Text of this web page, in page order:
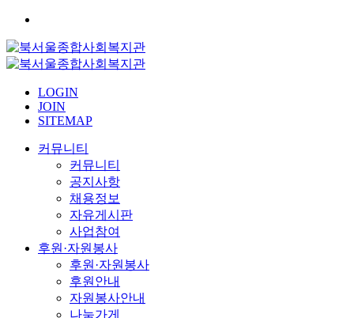
LOGIN
JOIN
SITEMAP
커뮤니티
커뮤니티
공지사항
채용정보
자유게시판
사업참여
후원·자원봉사
후원·자원봉사
후원안내
자원봉사안내
나눔가게